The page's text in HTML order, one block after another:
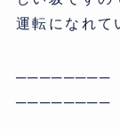
運転になれて
────────